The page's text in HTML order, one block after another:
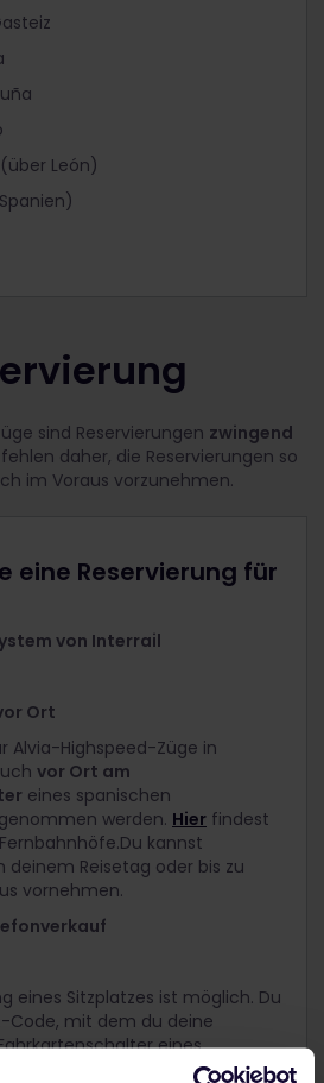
León)
sind Reservierungen zwingend
daher, die Reservierungen so
im Voraus vorzunehmen.
eine Reservierung für
von Interrail
Ort
Alvia-Highspeed-Züge in
vor Ort am
eines spanischen
werden. Hier findest
kannst
deinem Reisetag oder bis zu
vornehmen.
eines Sitzplatzes ist möglich. Du
Code, mit dem du deine
eines
abholen und bezahlen musst.